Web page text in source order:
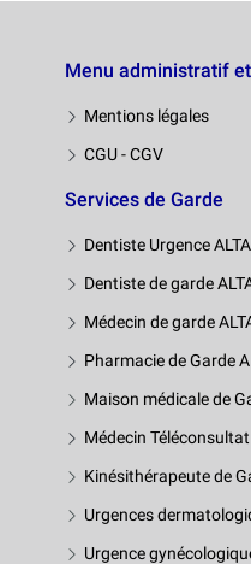
Menu administratif
Mentions légales
CGU - CGV
Services de Garde
Dentiste Urgence
Dentiste de garde
Médecin de garde
Pharmacie de Garde
Maison médicale de
Médecin
Kinésithérapeute de
Urgences
Urgence